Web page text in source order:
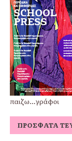
παιζω...γράφοι
ΠΡΌΣΦΑΤΑ